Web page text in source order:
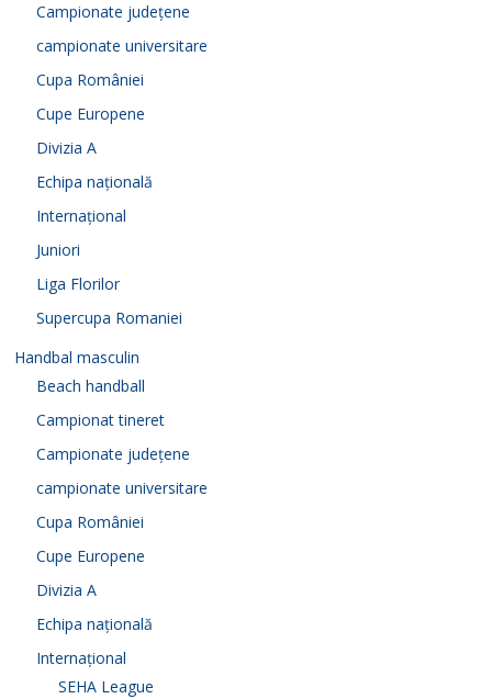
Campionate județene
campionate universitare
Cupa României
Cupe Europene
Divizia A
Echipa națională
Internațional
Juniori
Liga Florilor
Supercupa Romaniei
Handbal masculin
Beach handball
Campionat tineret
Campionate județene
campionate universitare
Cupa României
Cupe Europene
Divizia A
Echipa națională
Internațional
SEHA League